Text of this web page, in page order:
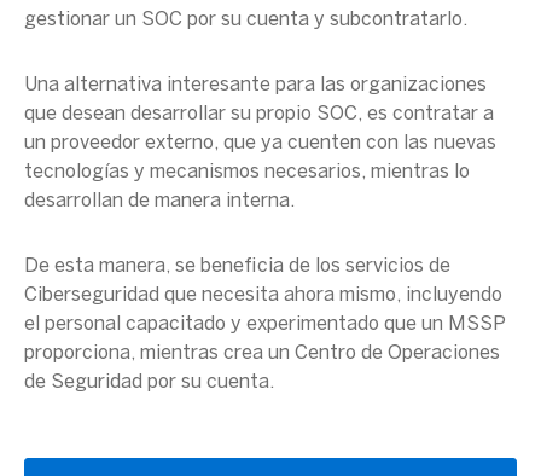
gestionar un SOC por su cuenta y subcontratarlo.
Una alternativa interesante para las organizaciones
que desean desarrollar su propio SOC, es contratar a
un proveedor externo, que ya cuenten con las nuevas
tecnologías y mecanismos necesarios, mientras lo
desarrollan de manera interna.
De esta manera, se beneficia de los servicios de
Ciberseguridad que necesita ahora mismo, incluyendo
el personal capacitado y experimentado que un MSSP
proporciona, mientras crea un Centro de Operaciones
de Seguridad por su cuenta.